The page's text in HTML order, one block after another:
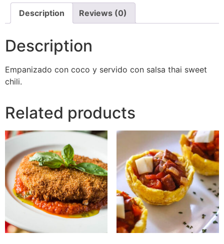
Description Reviews (0)
Description
Empanizado con coco y servido con salsa thai sweet
chili.
Related products